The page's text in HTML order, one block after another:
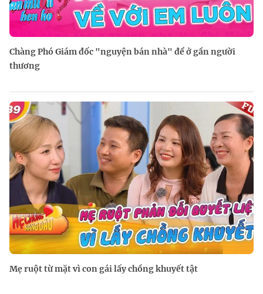
Chàng Phó Giám đốc "nguyện bán nhà" để ở gần người
thương
Mẹ ruột từ mặt vì con gái lấy chồng khuyết tật